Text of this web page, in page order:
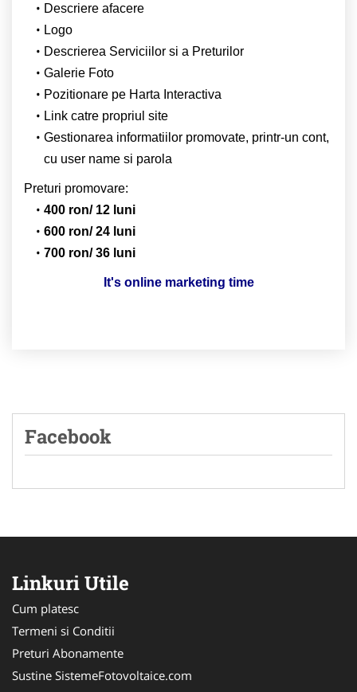
Descriere afacere
Logo
Descrierea Serviciilor si a Preturilor
Galerie Foto
Pozitionare pe Harta Interactiva
Link catre propriul site
Gestionarea informatiilor promovate, printr-un cont,
cu user name si parola
Preturi promovare:
400 ron/ 12 luni
600 ron/ 24 luni
700 ron/ 36 luni
It's online marketing time
Facebook
Linkuri Utile
Cum platesc
Termeni si Conditii
Preturi Abonamente
Sustine SistemeFotovoltaice.com